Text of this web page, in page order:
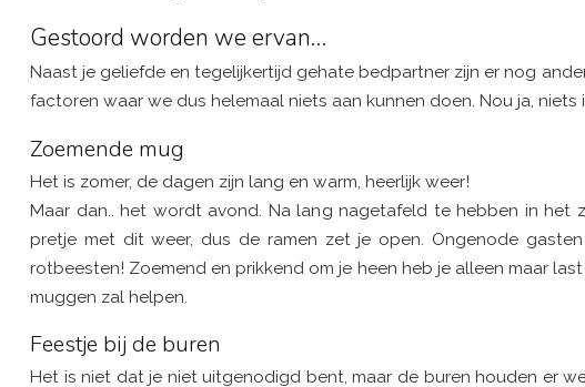
Gestoord worden we ervan…
Naast je geliefde en tegelijkertijd gehate bedpartner zijn er nog
factoren waar we dus helemaal niets aan kunnen doen. Nou ja,
Zoemende mug
Het is zomer, de dagen zijn lang en warm, heerlijk weer!
Maar dan.. het wordt avond. Na lang nagetafeld te hebben in
pretje met dit weer, dus de ramen zet je open. Ongenode
rotbeesten! Zoemend en prikkend om je heen heb je alleen maar
muggen zal helpen.
Feestje bij de buren
Het is niet dat je niet uitgenodigd bent, maar de buren houden er